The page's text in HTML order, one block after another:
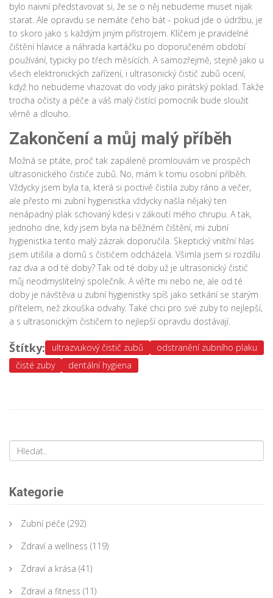
bylo naivní představovat si, že se o něj nebudeme muset nijak
starat. Ale opravdu se nemáte čeho bát - pokud jde o údržbu, je
to skoro jako s každým jiným přístrojem. Klíčem je pravidelné
čištění hlavice a náhrada kartáčku po doporučeném období
používání, typicky po třech měsících. A samozřejmě, stejně jako u
všech elektronických zařízení, i ultrasonický čistič zubů ocení,
když ho nebudeme vhazovat do vody jako pirátský poklad. Takže
trocha očisty a péče a váš malý čistící pomocník bude sloužit
věrně a dlouho.
Zakončení a můj malý příběh
Možná se ptáte, proč tak zapáleně promlouvám ve prospěch
ultrasonického čističe zubů. No, mám k tomu osobní příběh.
Vždycky jsem byla ta, která si poctivě čistila zuby ráno a večer,
ale přesto mi zubní hygienistka vždycky našla nějaký ten
nenápadný plak schovaný kdesi v zákoutí mého chrupu. A tak,
jednoho dne, kdy jsem byla na běžném čištění, mi zubní
hygienistka tento malý zázrak doporučila. Skeptický vnitřní hlas
jsem utišila a domů s čističem odcházela. Všimla jsem si rozdílu
raz dva a od té doby? Tak od té doby už je ultrasonický čistič
můj neodmyslitelný společník. A věřte mi nebo ne, ale od té
doby je návštěva u zubní hygienistky spíš jako setkání se starým
přítelem, než zkouška odvahy. Také chci pro své zuby to nejlepší,
a s ultrasonickým čističem to nejlepší opravdu dostávají.
Štítky: ultrazvukový čistič zubů
odstranění zubního plaku
čisté zuby
dentální hygiena
Kategorie
Zubní péče (292)
Zdraví a wellness (119)
Zdraví a krása (41)
Zdraví a fitness (11)